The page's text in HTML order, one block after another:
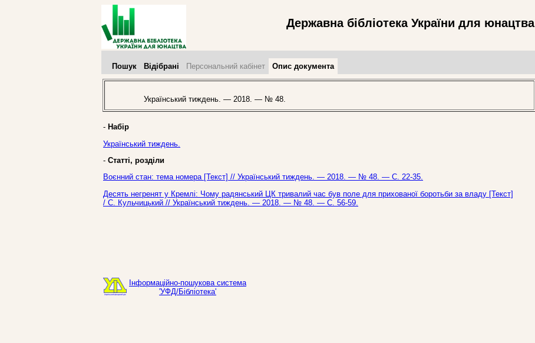
Державна бібліотека України для юнацтва
Пошук Відібрані Персональний кабінет Опис документа
Український тиждень. — 2018. — № 48.
- Набір
Український тиждень.
- Статті, розділи
Воєнний стан: тема номера [Текст] // Український тиждень. — 2018. — № 48. — С. 22-35.
Десять негренят у Кремлі: Чому радянський ЦК тривалий час був поле для прихованої боротьби за владу [Текст]
/ С. Кульчицький // Український тиждень. — 2018. — № 48. — С. 56-59.
Інформаційно-пошукова система
'УФД/Бібліотека'